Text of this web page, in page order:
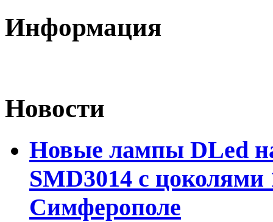
Информация
Новости
Новые лампы DLed
SMD3014 с цоколями
Симферополе